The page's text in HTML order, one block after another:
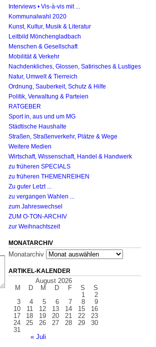
Interviews • Vis-à-vis mit ...
Kommunalwahl 2020
Kunst, Kultur, Musik & Literatur
Leitbild Mönchengladbach
Menschen & Gesellschaft
Mobilität & Verkehr
Nachdenkliches, Glossen, Satirisches & Lustiges
Natur, Umwelt & Tierreich
Ordnung, Sauberkeit, Schutz & Hilfe
Politik, Verwaltung & Parteien
RATGEBER
Sport in, aus und um MG
Städtische Haushalte
Straßen, Straßenverkehr, Plätze & Wege
Weitere Medien
Wirtschaft, Wissenschaft, Handel & Handwerk
zu früheren SPECIALS
zu früheren THEMENREIHEN
Zu guter Letzt ...
zu vergangen Wahlen ...
zum Jahreswechsel
ZUM O-TON-ARCHIV
zur Weihnachtszeit
MONATARCHIV
Monatarchiv
ARTIKEL-KALENDER
August 2026
M
D M D F S S
« Juli
1
2
3
4 5 6 7 8
9
10
11 12 13 14 15
16
17
18 19 20 21 22
23
24
25 26 27 28 29
30
31